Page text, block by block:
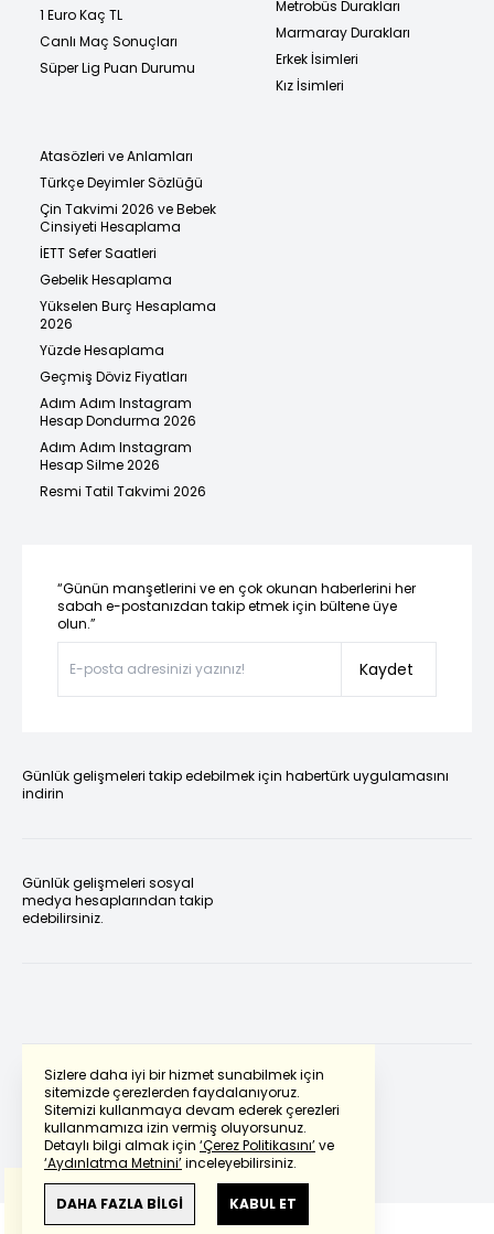
Sizlere daha iyi bir hizmet sunabilmek için
sitemizde çerezlerden faydalanıyoruz.
Sitemizi kullanmaya devam ederek çerezleri
kullanmamıza izin vermiş oluyorsunuz.
Detaylı bilgi almak için ‘Çerez Politikasını’ve
‘Aydınlatma Metnini’inceleyebilirsiniz.
DAHA FAZLA BİLGİ KABUL ET
1 Euro Kaç TL
Canlı Maç Sonuçları
Süper Lig Puan Durumu
Metrobüs Durakları
Marmaray Durakları
Erkek İsimleri
Kız İsimleri
Atasözleri ve Anlamları
Türkçe Deyimler Sözlüğü
Çin Takvimi 2026 ve Bebek
Cinsiyeti Hesaplama
İETT Sefer Saatleri
Gebelik Hesaplama
Yükselen Burç Hesaplama
2026
Yüzde Hesaplama
Geçmiş Döviz Fiyatları
Adım Adım Instagram
Hesap Dondurma 2026
Adım Adım Instagram
Hesap Silme 2026
Resmi Tatil Takvimi 2026
“Günün manşetlerini ve en çok okunan haberlerini her
sabah e-postanızdan takip etmek için bültene üye
olun.”
Kaydet
Günlük gelişmeleri takip edebilmek için habertürk uygulamasını
indirin
Günlük gelişmeleri sosyal
medya hesaplarından takip
edebilirsiniz.
Powered by Translate
Bu çevirideGoogle Transletekullanılmıştır.
Anlam ve çeviri hatalarından
haberturk.com
sorumlu değildir.